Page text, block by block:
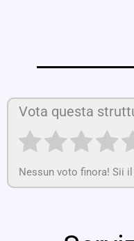
Vota questa
Nessun voto finora! Sii